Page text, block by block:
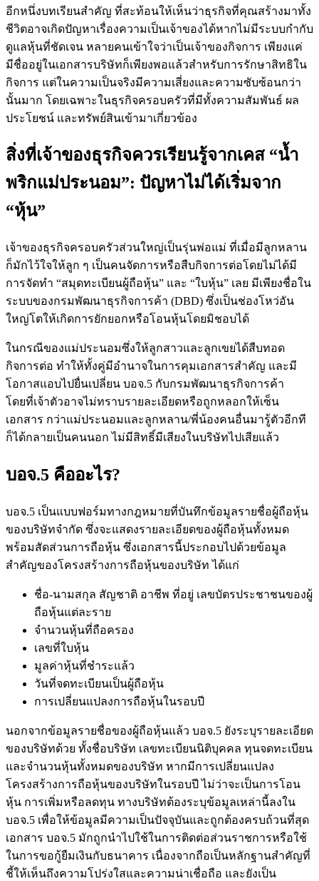
อีกหนึ่งบทเรียนสำคัญ ที่สะท้อนให้เห็นว่าธุรกิจที่คุณสร้างมาทั้ง
ชีวิตอาจเกิดปัญหาเรื่องความเป็นเจ้าของได้หากไม่มีระบบกำกับ
ดูแลหุ้นที่ชัดเจน หลายคนเข้าใจว่าเป็นเจ้าของกิจการ เพียงแค่
มีชื่ออยู่ในเอกสารบริษัทก็เพียงพอแล้วสำหรับการรักษาสิทธิใน
กิจการ แต่ในความเป็นจริงมีความเสี่ยงและความซับซ้อนกว่า
นั้นมาก โดยเฉพาะในธุรกิจครอบครัวที่มีทั้งความสัมพันธ์ ผล
ประโยชน์ และทรัพย์สินเข้ามาเกี่ยวข้อง
สิ่งที่เจ้าของธุรกิจควรเรียนรู้จากเคส “น้ำ
พริกแม่ประนอม”: ปัญหาไม่ได้เริ่มจาก
“หุ้น”
เจ้าของธุรกิจครอบครัวส่วนใหญ่เป็นรุ่นพ่อแม่ ที่เมื่อมีลูกหลาน
ก็มักไว้ใจให้ลูก ๆ เป็นคนจัดการหรือสืบกิจการต่อโดยไม่ได้มี
การจัดทำ “สมุดทะเบียนผู้ถือหุ้น” และ “ใบหุ้น” เลย มีเพียงชื่อใน
ระบบของกรมพัฒนาธุรกิจการค้า (DBD) ซึ่งเป็นช่องโหว่อัน
ใหญ่โตให้เกิดการยักยอกหรือโอนหุ้นโดยมิชอบได้
ในกรณีของแม่ประนอมซึ่งให้ลูกสาวและลูกเขยได้สืบทอด
กิจการต่อ ทำให้ทั้งคู่มีอำนาจในการคุมเอกสารสำคัญ และมี
โอกาสแอบไปยื่นเปลี่ยน บอจ.5 กับกรมพัฒนาธุรกิจการค้า
โดยที่เจ้าตัวอาจไม่ทราบรายละเอียดหรือถูกหลอกให้เซ็น
เอกสาร กว่าแม่ประนอมและลูกหลาน/พี่น้องคนอื่นมารู้ตัวอีกที
ก็ได้กลายเป็นคนนอก ไม่มีสิทธิ์มีเสียงในบริษัทไปเสียแล้ว
บอจ.5 คืออะไร?
บอจ.5 เป็นแบบฟอร์มทางกฎหมายที่บันทึกข้อมูลรายชื่อผู้ถือหุ้น
ของบริษัทจำกัด ซึ่งจะแสดงรายละเอียดของผู้ถือหุ้นทั้งหมด
พร้อมสัดส่วนการถือหุ้น ซึ่งเอกสารนี้ประกอบไปด้วยข้อมูล
สำคัญของโครงสร้างการถือหุ้นของบริษัท ได้แก่
ชื่อ-นามสกุล สัญชาติ อาชีพ ที่อยู่ เลขบัตรประชาชนของผู้
ถือหุ้นแต่ละราย
จำนวนหุ้นที่ถือครอง
เลขที่ใบหุ้น
มูลค่าหุ้นที่ชำระแล้ว
วันที่จดทะเบียนเป็นผู้ถือหุ้น
การเปลี่ยนแปลงการถือหุ้นในรอบปี
นอกจากข้อมูลรายชื่อของผู้ถือหุ้นแล้ว บอจ.5 ยังระบุรายละเอียด
ของบริษัทด้วย ทั้งชื่อบริษัท เลขทะเบียนนิติบุคคล ทุนจดทะเบียน
และจำนวนหุ้นทั้งหมดของบริษัท หากมีการเปลี่ยนแปลง
โครงสร้างการถือหุ้นของบริษัทในรอบปี ไม่ว่าจะเป็นการโอน
หุ้น การเพิ่มหรือลดทุน ทางบริษัทต้องระบุข้อมูลเหล่านี้ลงใน
บอจ.5 เพื่อให้ข้อมูลมีความเป็นปัจจุบันและถูกต้องครบถ้วนที่สุด
เอกสาร บอจ.5 มักถูกนำไปใช้ในการติดต่อส่วนราชการหรือใช้
ในการขอกู้ยืมเงินกับธนาคาร เนื่องจากถือเป็นหลักฐานสำคัญที่
ชี้ให้เห็นถึงความโปร่งใสและความน่าเชื่อถือ และยังเป็น